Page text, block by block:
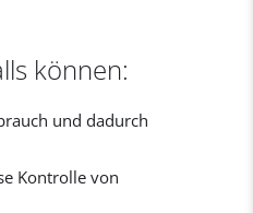
können:
und dadurch
Kontrolle von